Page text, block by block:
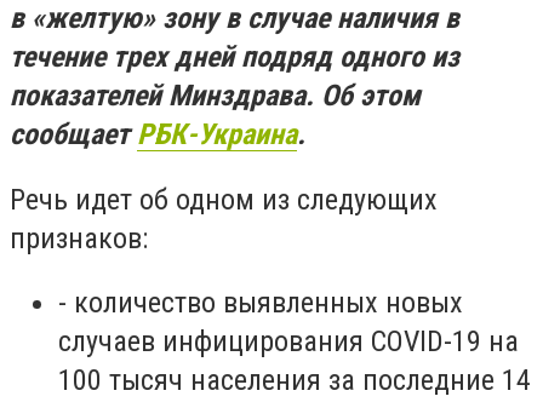
в «желтую» зону в случае наличия в
течение трех дней подряд одного из
показателей Минздрава. Об этом
сообщаетРБК-Украина.
Речь идет об одном из следующих
признаков:
- количество выявленных новых
случаев инфицирования COVID-19 на
100 тысяч населения за последние 14